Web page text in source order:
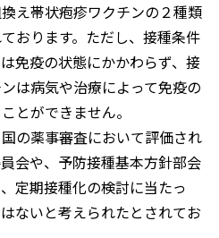
え帯状疱疹ワクチンの２種類
おります。ただし、接種条件
免疫の状態にかかわらず、接
は病気や治療によって免疫の
とができません。
の薬事審査において評価され
会や、予防接種基本方針部会
定期接種化の検討に当たっ
ないと考えられたとされてお